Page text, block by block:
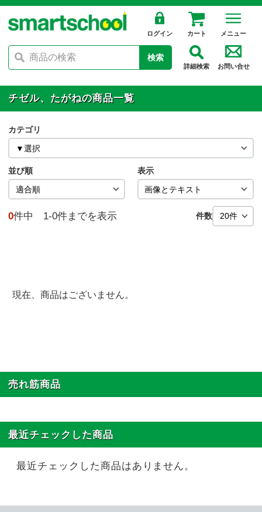
ログイン カート メニュー
検索
詳細検索 お問い合せ
チゼル、たがねの商品一覧
カテゴリ
並び順 表示
0件中 1-0件までを表示 件数
現在、商品はございません。
売れ筋商品
最近チェックした商品
最近チェックした商品はありません。